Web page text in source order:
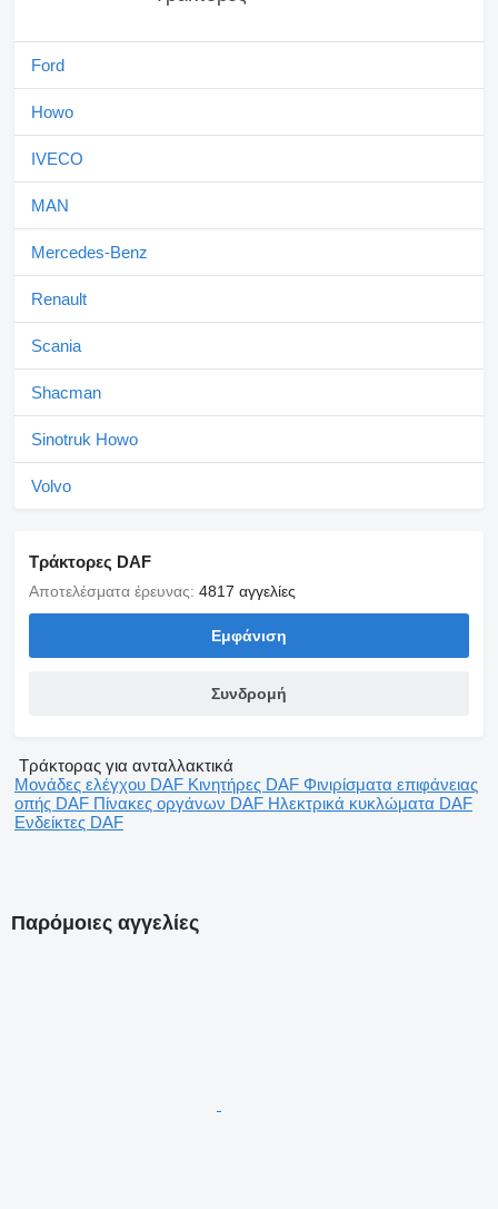
Ford
Howo
IVECO
MAN
Mercedes-Benz
Renault
Scania
Shacman
Sinotruk Howo
Volvo
Τράκτορες DAF
Αποτελέσματα έρευνας: 4817 αγγελίες
Εμφάνιση
Συνδρομή
Τράκτορας για ανταλλακτικά
Μονάδες ελέγχου DAF Κινητήρες DAF Φινιρίσματα επιφάνειας
οπής DAF Πίνακες οργάνων DAF Ηλεκτρικά κυκλώματα DAF
Ενδείκτες DAF
Παρόμοιες αγγελίες